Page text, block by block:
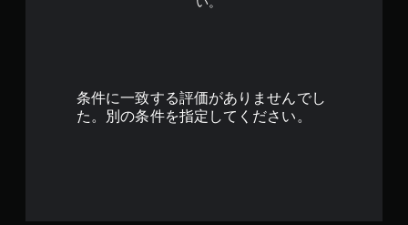
条件に一致する評価がありませんでし
た。別の条件を指定してください。